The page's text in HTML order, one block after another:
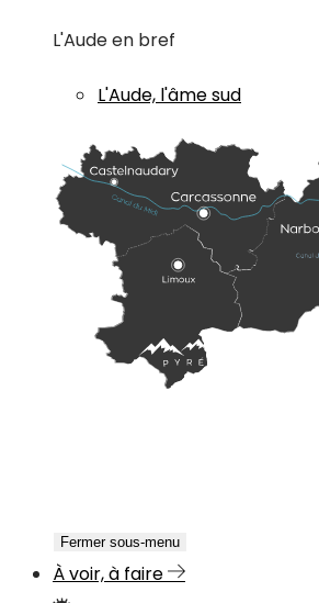
L'Aude en bref
L'Aude, l'âme sud
Fermer sous-menu
À voir, à faire